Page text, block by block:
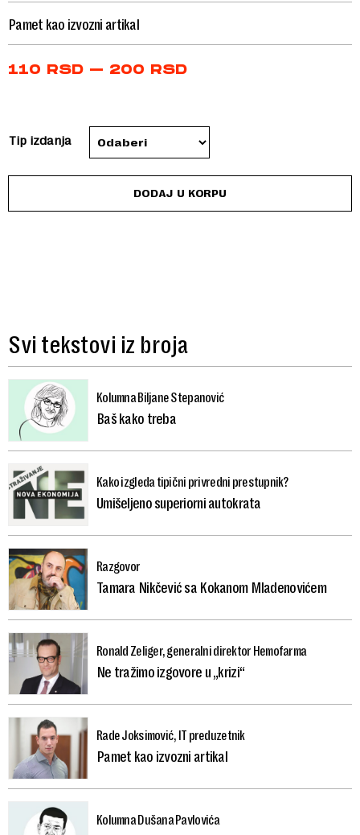
Pamet kao izvozni artikal
110 RSD – 200 RSDPrice
through
200 RSD
Tip izdanja
DODAJ U KORPU
Svi tekstovi iz broja
Kolumna Biljane Stepanović
Baš kako treba
Kako izgleda tipični privredni prestupnik?
Umišeljeno superiorni autokrata
Razgovor
Tamara Nikčević sa Kokanom Mladenovićem
Ronald Zeliger, generalni direktor Hemofarma
Ne tražimo izgovore u „krizi“
Rade Joksimović, IT preduzetnik
Pamet kao izvozni artikal
Kolumna Dušana Pavlovića